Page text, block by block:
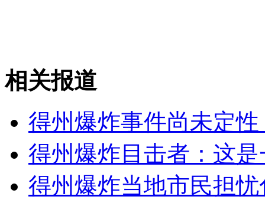
山西运城恶犬咬伤多人 警民合力深夜将其击毙
女孩北京地铁殴打老人 痛下狠手拳打脚踢
相关报道
得州爆炸事件尚未定
得州爆炸目击者：这
得州爆炸当地市民担